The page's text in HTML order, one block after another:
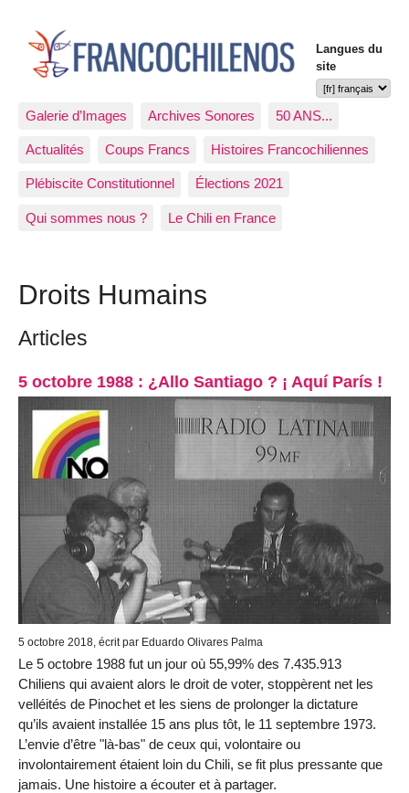
Langues du
site
Galerie d’Images Archives Sonores 50 ANS...
Actualités Coups Francs Histoires Francochiliennes
Plébiscite Constitutionnel Élections 2021
Qui sommes nous ? Le Chili en France
Droits Humains
Articles
5 octobre 1988 : ¿Allo Santiago ? ¡ Aquí París !
5 octobre 2018, écrit par Eduardo Olivares Palma
Le 5 octobre 1988 fut un jour où 55,99% des 7.435.913
Chiliens qui avaient alors le droit de voter, stoppèrent net les
velléités de Pinochet et les siens de prolonger la dictature
qu’ils avaient installée 15 ans plus tôt, le 11 septembre 1973.
L’envie d’être "là-bas" de ceux qui, volontaire ou
involontairement étaient loin du Chili, se fit plus pressante que
jamais. Une histoire a écouter et à partager.